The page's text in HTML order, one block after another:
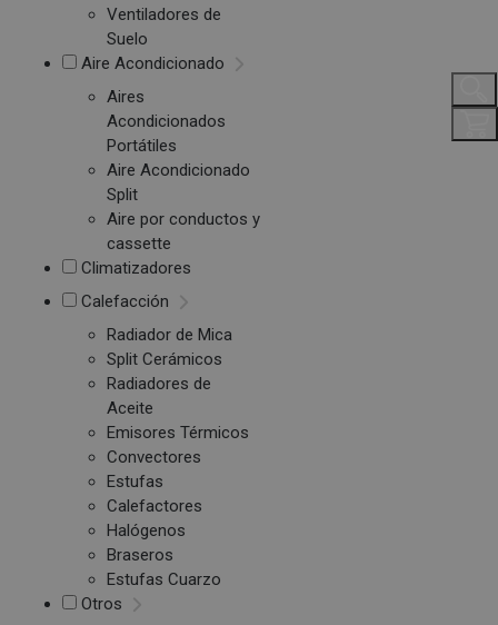
Ventiladores de
Suelo
Aire Acondicionado
Aires
Acondicionados
Portátiles
Aire Acondicionado
Split
Aire por conductos y
cassette
Climatizadores
Calefacción
Radiador de Mica
Split Cerámicos
Radiadores de
Aceite
Emisores Térmicos
Convectores
Estufas
Calefactores
Halógenos
Braseros
Estufas Cuarzo
Otros